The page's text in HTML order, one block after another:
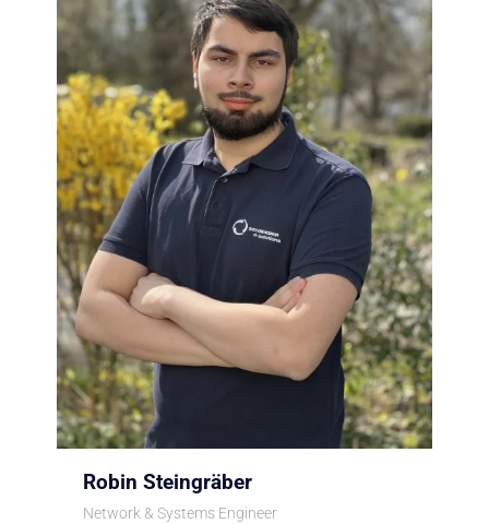
Robin Steingräber
Network & Systems Engineer